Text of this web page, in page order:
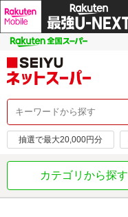
抽選で最大20,000円分
カテゴリから探す